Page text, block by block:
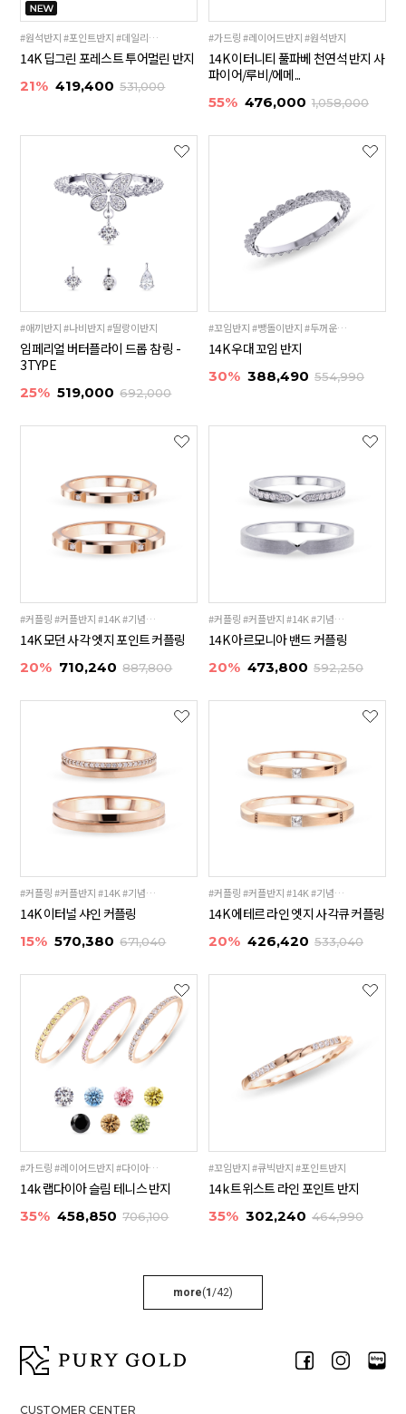
#원석반지 #포인트반지 #데일리반지
14K 딥그린 포레스트 투어멀린 반지
21% 419,400 531,000
#가드링 #레이어드반지 #원석반지
14K 이터니티 풀파베 천연석 반지 사
파이어/루비/에메...
55% 476,000 1,058,000
#애끼반지 #나비반지 #딸랑이반지
임페리얼 버터플라이 드롭 참 링 -
3TYPE
25% 519,000 692,000
#꼬임반지 #뺑돌이반지 #두꺼운반지
14K 우대 꼬임 반지
30% 388,490 554,990
#커플링 #커플반지 #14K #기념일선물 #18K
14K 모던 사각 엣지 포인트 커플링
20% 710,240 887,800
#커플링 #커플반지 #14K #기념일선물 #18K
14K 아르모니아 밴드 커플링
20% 473,800 592,250
#커플링 #커플반지 #14K #기념일선물 #18K
14K 이터널 샤인 커플링
15% 570,380 671,040
#커플링 #커플반지 #14K #기념일선물 #18K
14K 에테르 라인 엣지 사각큐 커플링
20% 426,420 533,040
#가드링 #레이어드반지 #다이아반지
14k 랩다이아 슬림 테니스 반지
35% 458,850 706,100
#꼬임반지 #큐빅반지 #포인트반지
14k 트위스트 라인 포인트 반지
35% 302,240 464,990
more(1/42)
CUSTOMER CENTER